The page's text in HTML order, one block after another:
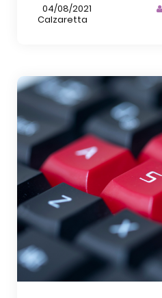
04/08/2021
Calzaretta